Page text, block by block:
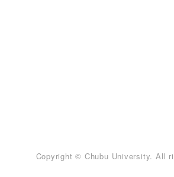
Copyright © Chubu University. All